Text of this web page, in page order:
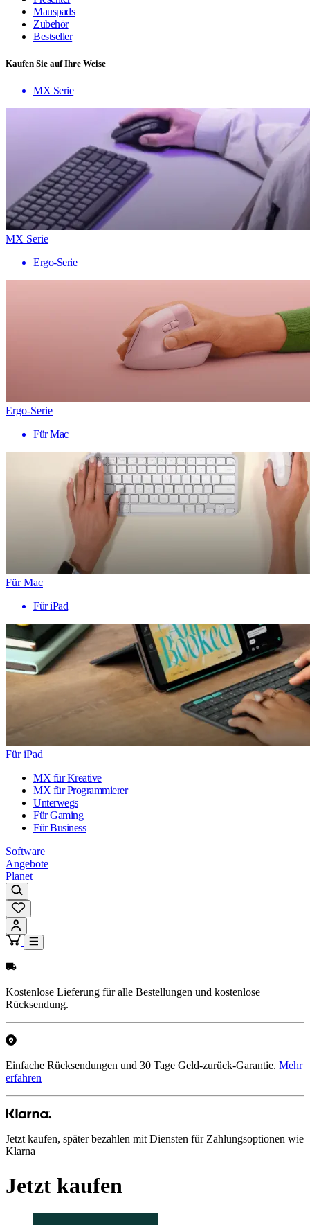
Mauspads
Zubehör
Bestseller
Kaufen Sie auf Ihre Weise
MX Serie
MX Serie
Ergo-Serie
Ergo-Serie
Für Mac
Für Mac
Für iPad
Für iPad
MX für Kreative
MX für Programmierer
Unterwegs
Für Gaming
Für Business
Software
Angebote
Planet
Kostenlose Lieferung für alle Bestellungen und kostenlose
Rücksendung.
Einfache Rücksendungen und 30 Tage Geld-zurück-Garantie. Mehr
erfahren
Jetzt kaufen, später bezahlen mit Diensten für Zahlungsoptionen wie
Klarna
Jetzt kaufen